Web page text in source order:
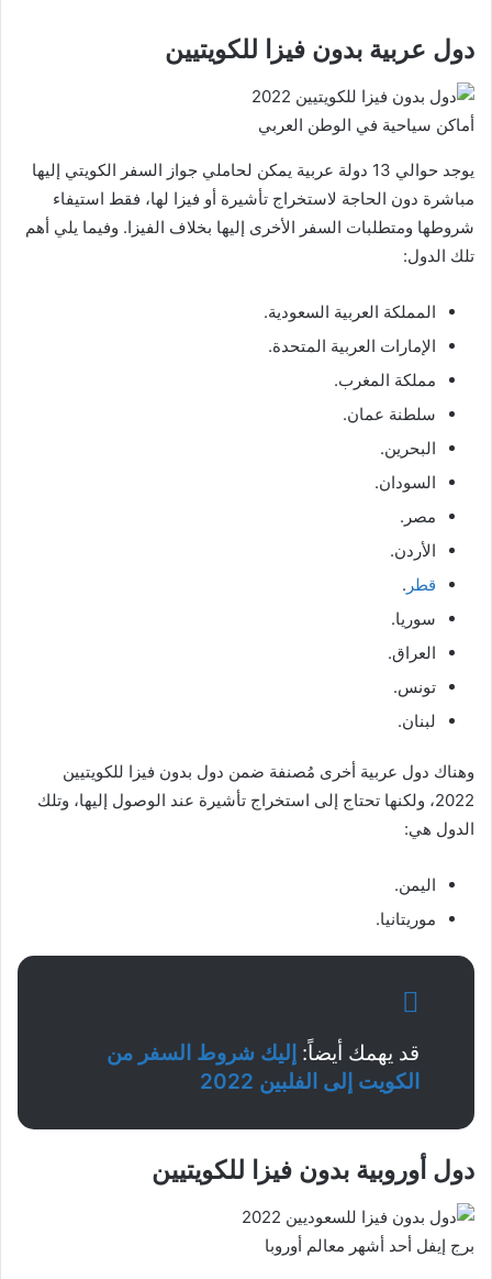
دول عربية بدون فيزا للكويتيين
أماكن سياحية في الوطن العربي
يوجد حوالي 13 دولة عربية يمكن لحاملي جواز السفر الكويتي إليها
مباشرة دون الحاجة لاستخراج تأشيرة أو فيزا لها، فقط استيفاء
شروطها ومتطلبات السفر الأخرى إليها بخلاف الفيزا. وفيما يلي أهم
تلك الدول:
المملكة العربية السعودية.
الإمارات العربية المتحدة.
مملكة المغرب.
سلطنة عمان.
البحرين.
السودان.
مصر.
الأردن.
قطر .
سوريا.
العراق.
تونس.
لبنان.
وهناك دول عربية أخرى مُصنفة ضمن دول بدون فيزا للكويتيين
2022، ولكنها تحتاج إلى استخراج تأشيرة عند الوصول إليها، وتلك
الدول هي:
اليمن.
موريتانيا.
قد يهمك أيضاً: إليك شروط السفر من
الكويت إلى الفلبين 2022
دول أوروبية بدون فيزا للكويتيين
برج إيفل أحد أشهر معالم أوروبا